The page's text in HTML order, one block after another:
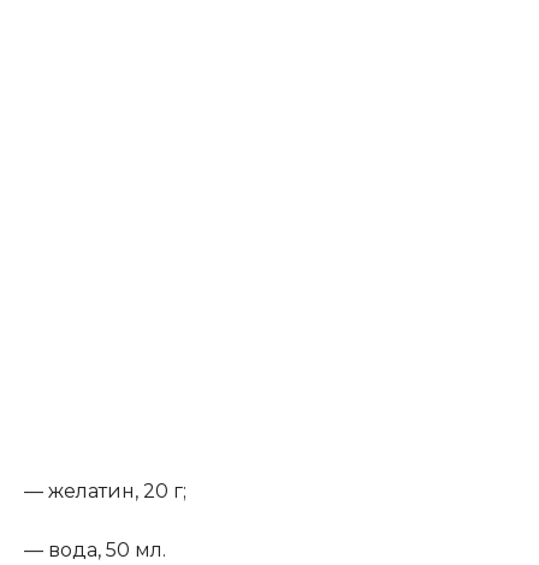
— желатин, 20 г;
— вода, 50 мл.